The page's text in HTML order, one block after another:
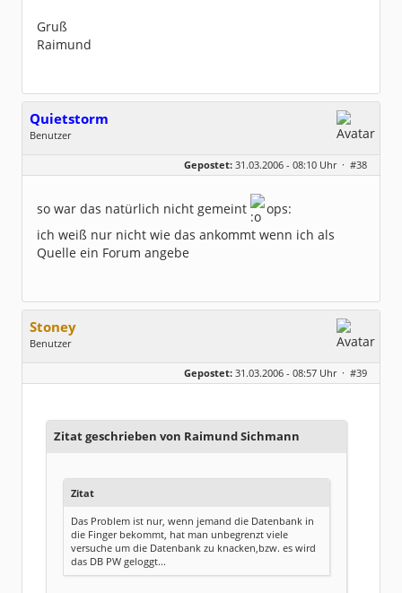
Gruß
Raimund
Quietstorm
Benutzer
Dabei seit:
03 / 2006
Gepostet: 31.03.2006 - 08:10 Uhr · #38
so war das natürlich nicht gemeint
ops:
ich weiß nur nicht wie das ankommt wenn ich als
Quelle ein Forum angebe
Stoney
Benutzer
Geschlecht:
keine Angabe
Dabei seit:
07 / 2004
Gepostet: 31.03.2006 - 08:57 Uhr · #39
Zitat geschrieben von Raimund Sichmann
Zitat
Das Problem ist nur, wenn jemand die Datenbank in
die Finger bekommt, hat man unbegrenzt viele
versuche um die Datenbank zu knacken,bzw. es wird
das DB PW geloggt...